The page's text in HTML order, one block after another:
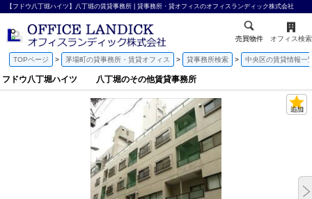
【フドウ八丁堀ハイツ】八丁堀の賃貸事務所 | 貸事務所・貸オフィスのオフィスランディック株式会社
売買物件 オフィス検索
TOPページ 茅場町の貸事務所・賃貸オフィス 貸事務所検索 中央区の賃貸情報一
フドウ八丁堀ハイツ 八丁堀のその他賃貸事務所